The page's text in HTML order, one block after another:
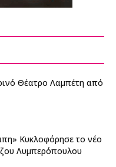
Θέατρο Λαμπέτη από
Κυκλοφόρησε το νέο
Λυμπερόπουλου